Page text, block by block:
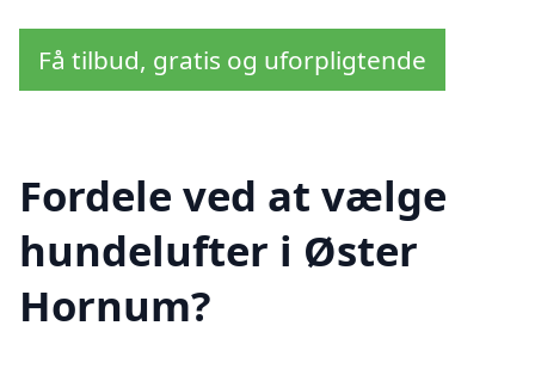
Få tilbud, gratis og uforpligtende
Fordele ved at vælge
hundelufter i Øster
Hornum?